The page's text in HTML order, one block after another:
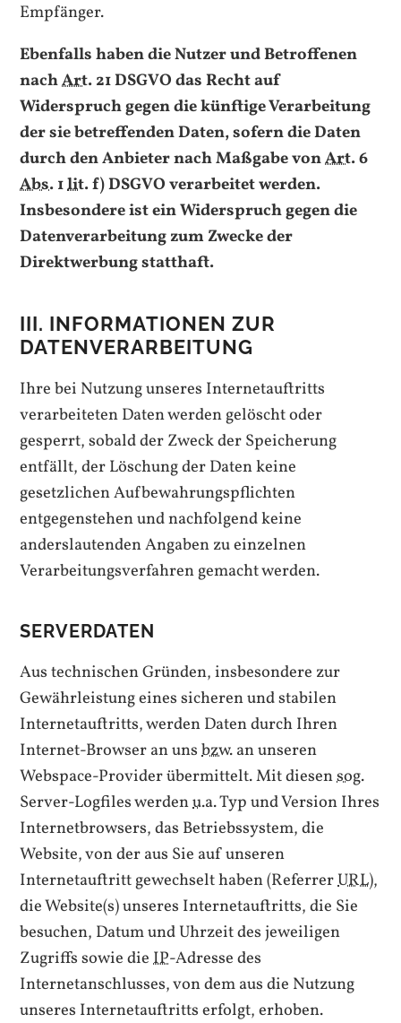
Empfänger.
Ebenfalls haben die Nutzer und Betroffenen
nachArt.21 DSGVO das Recht auf
Widerspruch gegen die künftige Verarbeitung
der sie betreffenden Daten, sofern die Daten
durch den Anbieter nach Maßgabe vonArt.6
Abs.1lit.f) DSGVO verarbeitet werden.
Insbesondere ist ein Widerspruch gegen die
Datenverarbeitung zum Zwecke der
Direktwerbung statthaft.
III. INFORMATIONEN ZUR
DATENVERARBEITUNG
Ihre bei Nutzung unseres Internetauftritts
verarbeiteten Daten werden gelöscht oder
gesperrt, sobald der Zweck der Speicherung
entfällt, der Löschung der Daten keine
gesetzlichen Aufbewahrungspflichten
entgegenstehen und nachfolgend keine
anderslautenden Angaben zu einzelnen
Verarbeitungsverfahren gemacht werden.
SERVERDATEN
Aus technischen Gründen, insbesondere zur
Gewährleistung eines sicheren und stabilen
Internetauftritts, werden Daten durch Ihren
Internet-Browseran unsbzw.an unseren
Webspace-Providerübermittelt. Mit diesensog.
Server-Logfileswerdenu.a.Typ und Version Ihres
Internetbrowsers, das Betriebssystem, die
Website, von der aus Sie auf unseren
Internetauftritt gewechselt haben (ReferrerURL),
die Website(s) unseres Internetauftritts, die Sie
besuchen, Datum und Uhrzeit des jeweiligen
Zugriffs sowie dieIP-Adresse des
Internetanschlusses, von dem aus die Nutzung
unseres Internetauftritts erfolgt, erhoben.